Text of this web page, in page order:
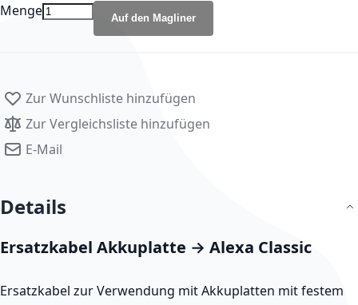
Menge Auf den Magliner
Zur Wunschliste hinzufügen
Zur Vergleichsliste hinzufügen
E-Mail
Details
Ersatzkabel Akkuplatte → Alexa Classic
Ersatzkabel zur Verwendung mit Akkuplatten mit festem